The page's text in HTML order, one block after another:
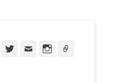
FacebookTwitterEmail Instagram